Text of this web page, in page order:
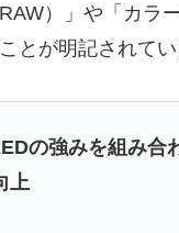
）」や「カラ
とが明記されてい
の強みを組み合
上